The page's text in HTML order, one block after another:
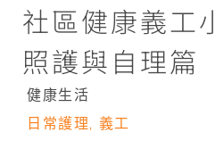
社區健康義工
照護與自理篇
健康生活
日常護理, 義工